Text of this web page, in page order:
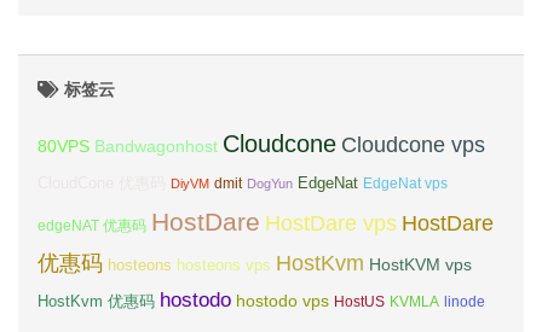
标签云
80VPS Bandwagonhost Cloudcone Cloudcone vps
DiyVM dmit DogYun EdgeNat EdgeNat vps
edgeNAT 优惠码 HostDare HostDare vps HostDare
优惠码 hosteons hosteons vps HostKvm HostKVM vps
HostKvm 优惠码 hostodo hostodo vps HostUS KVMLA linode